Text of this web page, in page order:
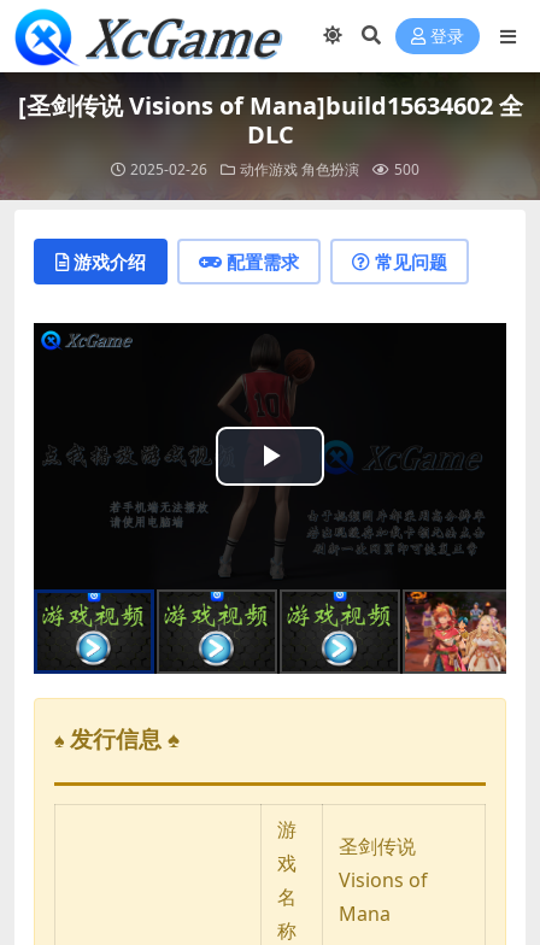
登录
[圣剑传说 Visions of Mana]build15634602 全
DLC
2025-02-26 动作游戏角色扮演 500
游戏介绍 配置需求 常见问题
Play
Video
♠ 发行信息 ♠
游
戏
名
称
圣剑传说
Visions of
Mana